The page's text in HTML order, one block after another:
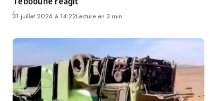
31 juillet 2026 à 14:22Lecture en 3 min